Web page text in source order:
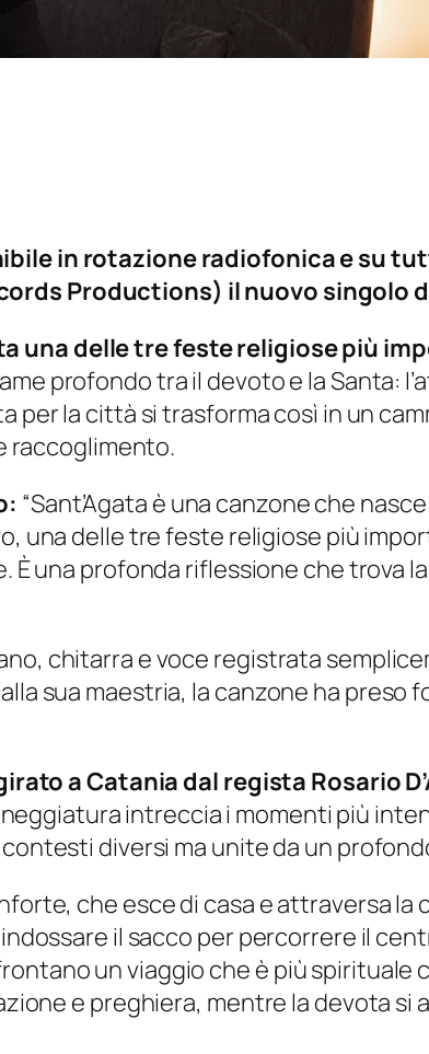
in rotazione radiofonica e su
Productions) il nuovo singolo
una delle tre feste religiose più
profondo tra il devoto e la Santa:
per la città si trasforma così in un
raccoglimento.
“Sant’Agata è una canzone che
una delle tre feste religiose più
È una profonda riflessione che trova
chitarra e voce registrata
sua maestria, la canzone ha preso
a Catania dal regista Rosario
intreccia i momenti più
diversi ma unite da un
che esce di casa e attraversa
il sacco per percorrere il
un viaggio che è più
e preghiera, mentre la devota si